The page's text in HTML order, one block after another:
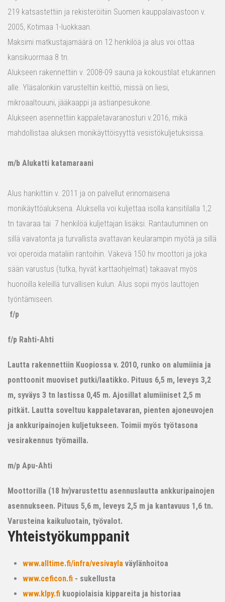
219 katsastettiin ja rekisteröitiin Suomen kauppalaivastoon v.
2005, Kotimaa 1-luokkaan.
Maksimi matkustajamäärä on 12 henkilöä ja alus voi ottaa
kansikuormaa 8 tn.
Alukseen rakennettiin v. 2008-09 sauna ja kokoustilat etukannen
alle. Yläsalonkiin varusteltiin keittiö, missä on liesi,
mikroaaltouuni, jääkaappi ja astianpesukone.
Alukseen asennettiin kappaletavaranosturi v.2016, mikä
mahdollistaa aluksen monikäyttöisyyttä vesistökuljetuksissa.
m/b Alukatti katamaraani
Alus hankittiin v. 2011 ja on palvellut erinomaisena
monikäyttöaluksena. Aluksella voi kuljettaa isolla kansitilalla 1,2
tn tavaraa tai 7 henkilöä kuljettajan lisäksi. Rantautuminen on
sillä vaivatonta ja turvallista avattavan keularampin myötä ja sillä
voi operoida mataliin rantoihin. Väkevä 150 hv moottori ja joka
sään varustus (tutka, hyvät karttaohjelmat) takaavat myös
huonoilla keleillä turvallisen kulun. Alus sopii myös lauttojen
työntämiseen.
f/p
f/p Rahti-Ahti
Lautta rakennettiin Kuopiossa v. 2010, runko on alumiinia ja
ponttoonit muoviset putki/laatikko. Pituus 6,5 m, leveys 3,2
m, syväys 3 tn lastissa 0,45 m. Ajosillat alumiiniset 2,5 m
pitkät. Lautta soveltuu kappaletavaran, pienten ajoneuvojen
ja ankkuripainojen kuljetukseen. Toimii myös työtasona
vesirakennus työmailla.
m/p Apu-Ahti
Moottorilla (18 hv)varustettu asennuslautta ankkuripainojen
asennukseen. Pituus 5,6 m, leveys 2,5 m ja kantavuus 1,6 tn.
Varusteina kaikuluotain, työvalot.
Yhteistyökumppanit
www.alltime.fi/infra/vesivayla väylänhoitoa
www.ceficon.fi - sukellusta
www.klpy.fi kuopiolaisia kippareita ja historiaa